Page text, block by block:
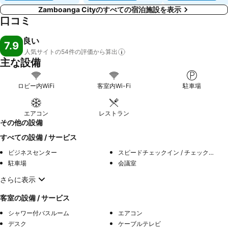
Zamboanga Cityのすべての宿泊施設を表示
口コミ
7.9 良い
人気サイトの54件の評価から算出
主な設備
ロビー内WiFi 客室内Wi-Fi 駐車場
エアコン レストラン
その他の設備
すべての設備 / サービス
ビジネスセンター
スピードチェックイン / チェックアウト
駐車場
会議室
さらに表示
客室の設備 / サービス
シャワー付バスルーム
エアコン
デスク
ケーブルテレビ